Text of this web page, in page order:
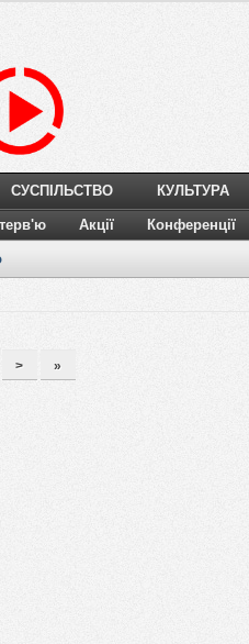
СУСПІЛЬСТВО КУЛЬТУРА
Акції Конференції
> »